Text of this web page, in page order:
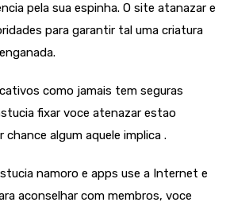
pela sua espinha. O site atanazar e
para garantir tal uma criatura
como jamais tem seguras
fixar voce atenazar estao
algum aquele implica .
namoro e apps use a Internet e
aconselhar com membros, voce